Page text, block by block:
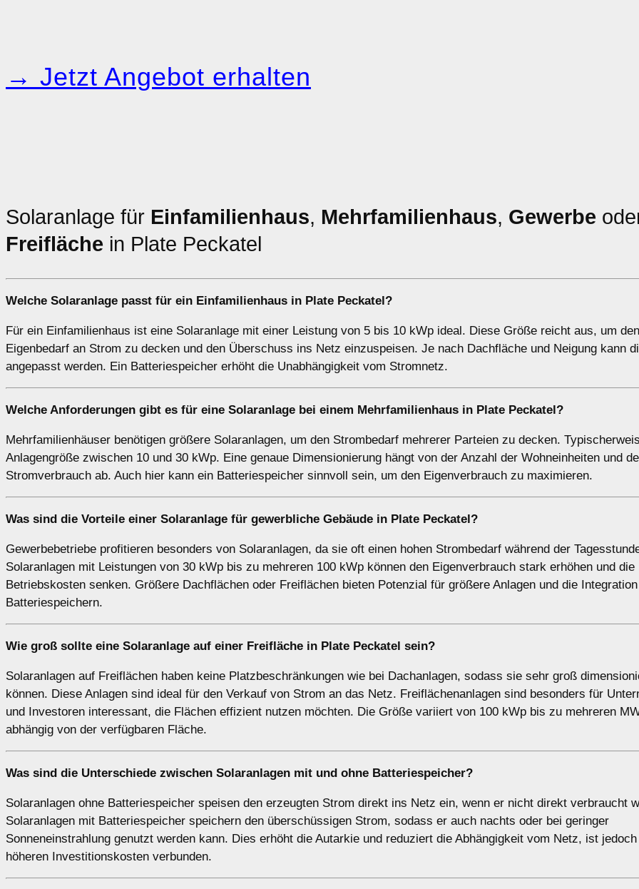
→ Jetzt Angebot erhalten
Solaranlage für Einfamilienhaus, Mehrfamilienhaus, Gewerbe
Freifläche in Plate Peckatel
Welche Solaranlage passt für ein Einfamilienhaus in Plate Peckatel?
Für ein Einfamilienhaus ist eine Solaranlage mit einer Leistung von 5 bis 10 kWp ideal. Diese Größe reicht aus, um den
Eigenbedarf an Strom zu decken und den Überschuss ins Netz einzuspeisen. Je nach Dachfläche und Neigung kann
angepasst werden. Ein Batteriespeicher erhöht die Unabhängigkeit vom Stromnetz.
Welche Anforderungen gibt es für eine Solaranlage bei einem Mehrfamilienhaus in Plate Peckatel?
Mehrfamilienhäuser benötigen größere Solaranlagen, um den Strombedarf mehrerer Parteien zu decken.
Anlagengröße zwischen 10 und 30 kWp. Eine genaue Dimensionierung hängt von der Anzahl der Wohneinheiten und
Stromverbrauch ab. Auch hier kann ein Batteriespeicher sinnvoll sein, um den Eigenverbrauch zu maximieren.
Was sind die Vorteile einer Solaranlage für gewerbliche Gebäude in Plate Peckatel?
Gewerbebetriebe profitieren besonders von Solaranlagen, da sie oft einen hohen Strombedarf während der
Solaranlagen mit Leistungen von 30 kWp bis zu mehreren 100 kWp können den Eigenverbrauch stark erhöhen und die
Betriebskosten senken. Größere Dachflächen oder Freiflächen bieten Potenzial für größere Anlagen und die
Batteriespeichern.
Wie groß sollte eine Solaranlage auf einer Freifläche in Plate Peckatel sein?
Solaranlagen auf Freiflächen haben keine Platzbeschränkungen wie bei Dachanlagen, sodass sie sehr groß
können. Diese Anlagen sind ideal für den Verkauf von Strom an das Netz. Freiflächenanlagen sind besonders für
und Investoren interessant, die Flächen effizient nutzen möchten. Die Größe variiert von 100 kWp bis zu mehreren
abhängig von der verfügbaren Fläche.
Was sind die Unterschiede zwischen Solaranlagen mit und ohne Batteriespeicher?
Solaranlagen ohne Batteriespeicher speisen den erzeugten Strom direkt ins Netz ein, wenn er nicht direkt verbraucht
Solaranlagen mit Batteriespeicher speichern den überschüssigen Strom, sodass er auch nachts oder bei geringer
Sonneneinstrahlung genutzt werden kann. Dies erhöht die Autarkie und reduziert die Abhängigkeit vom Netz, ist
höheren Investitionskosten verbunden.